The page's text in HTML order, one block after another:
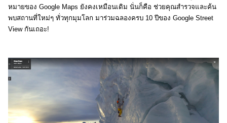
หมายของ Google Maps ยังคงเหมือนเดิม นั่นก็คือ ช่วยคุณสำรวจและค้น
พบสถานที่ใหม่ๆ ทั่วทุกมุมโลก มาร่วมฉลองครบ 10 ปีของ Google Street
View กันเถอะ!